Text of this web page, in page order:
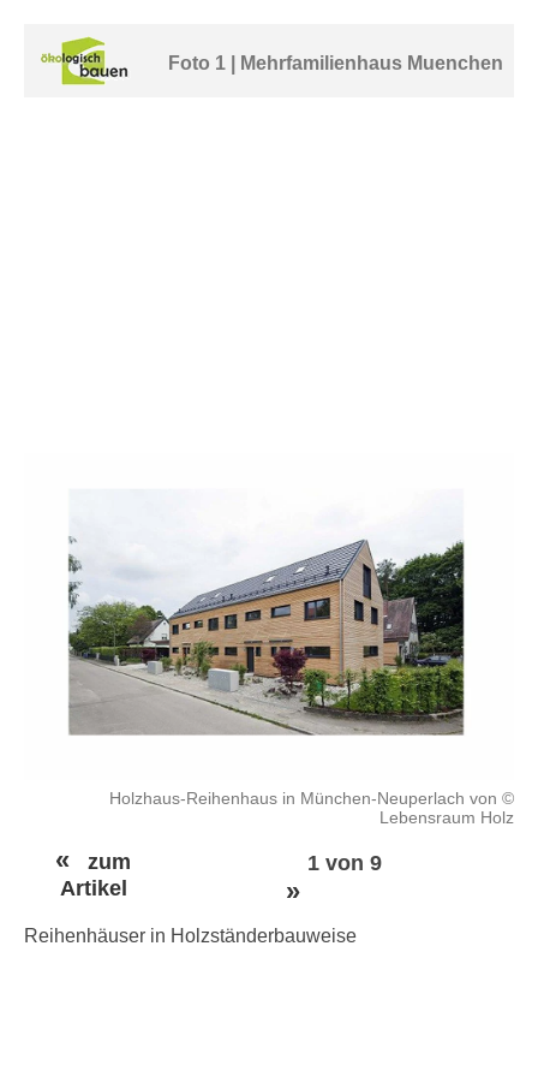
Foto 1 | Mehrfamilienhaus Muenchen
Holzhaus-Reihenhaus in München-Neuperlach von ©
Lebensraum Holz
« zum
Artikel
1 von 9
»
Reihenhäuser in Holzständerbauweise